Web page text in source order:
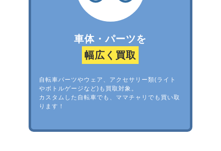
車体・パーツを
幅広く買取
自転車パーツやウェア、アクセサリー類(ライト
やボトルゲージなど)も買取対象。
カスタムした自転車でも、ママチャリでも買い取
ります！